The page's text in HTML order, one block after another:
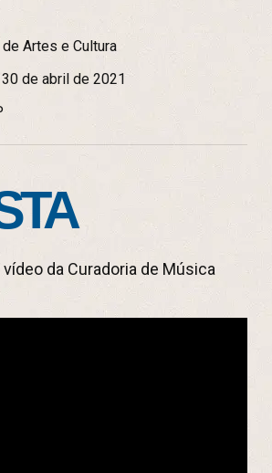
Artes e Cultura
de abril de 2021
da Curadoria de Música